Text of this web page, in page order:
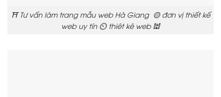
⛩️ Tư vấn làm trang mẫu web Hà Giang 🟡 đơn vị thiết kế
web uy tín ⏲️ thiêt kê web 🕍